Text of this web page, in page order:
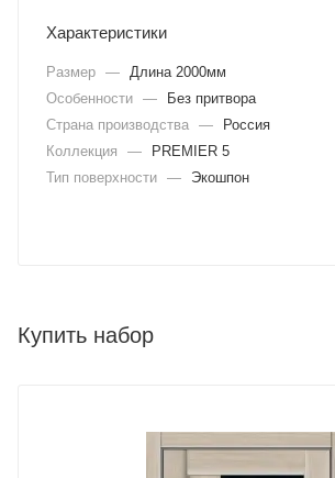
Характеристики
Размер — Длина 2000мм
Особенности —
Без притвора
Страна производства —
Россия
Коллекция
—
PREMIER 5
Тип поверхности — Экошпон
Купить набор